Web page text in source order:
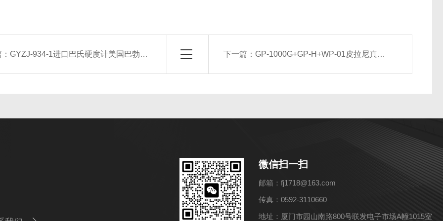
：GYZJ-934-1进口巴氏硬度计美国巴勃考曼Barber-Colman 下一篇： GP-1000G+GP-H+WP-01皮拉尼真空计日本爱发科ULVAC
微信扫一扫
邮箱：fj1718@163.com
传真：0592-3110660
地址：厦门市园山南路800号联发电子市场A幢1015室